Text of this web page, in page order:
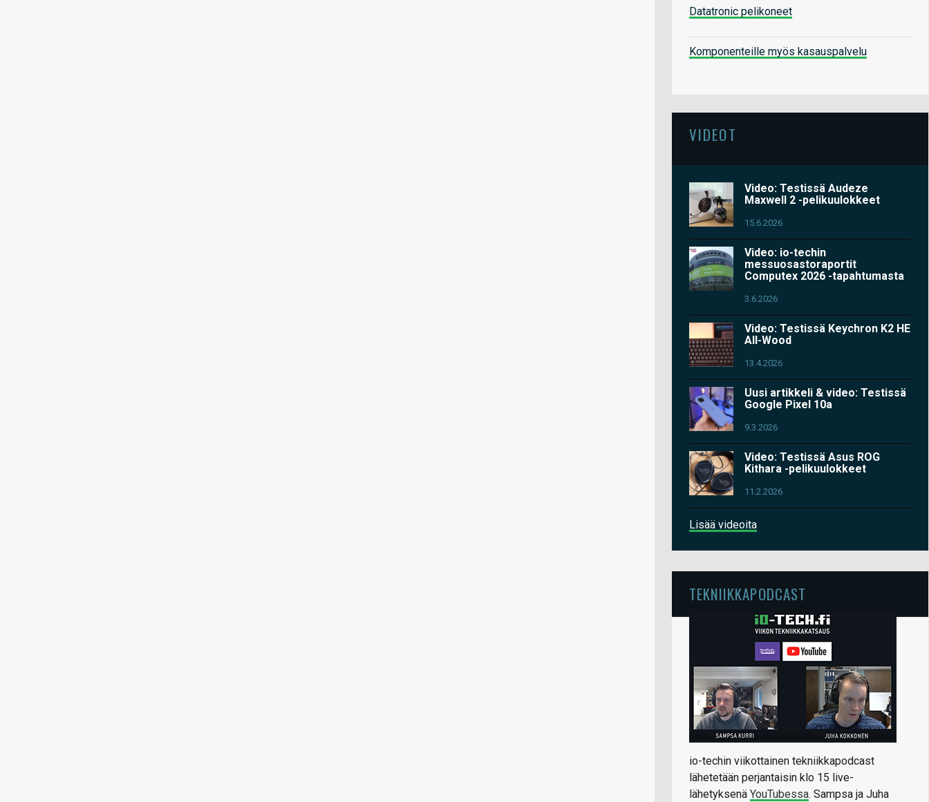
Datatronic pelikoneet
Komponenteille myös kasauspalvelu
VIDEOT
Video: Testissä Audeze
Maxwell 2 -pelikuulokkeet
15.6.2026
Video: io-techin
messuosastoraportit
Computex 2026 -tapahtumasta
3.6.2026
Video: Testissä Keychron K2 HE
All-Wood
13.4.2026
Uusi artikkeli & video: Testissä
Google Pixel 10a
9.3.2026
Video: Testissä Asus ROG
Kithara -pelikuulokkeet
11.2.2026
Lisää videoita
TEKNIIKKAPODCAST
io-techin viikottainen tekniikkapodcast
lähetetään perjantaisin klo 15 live-
lähetyksenä YouTubessa. Sampsa ja Juha